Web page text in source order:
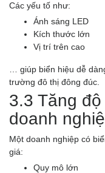
Các yếu tố như:
Ánh sáng LED
Kích thước lớn
Vị trí trên cao
… giúp biển hiệu dễ
trường đô thị đông đúc.
3.3 Tăng
doanh
Một doanh nghiệp có
giá:
Quy mô lớn